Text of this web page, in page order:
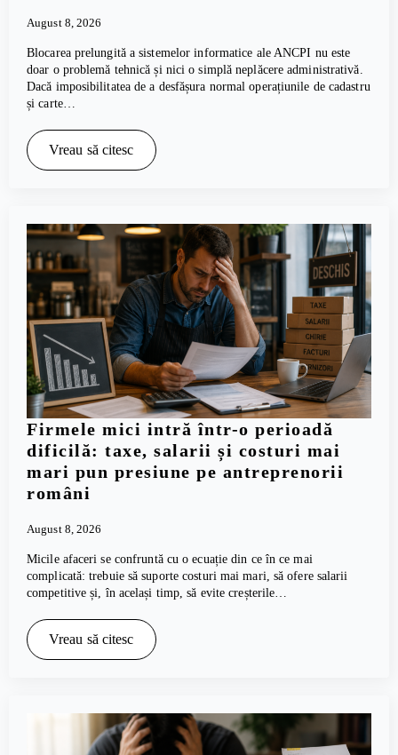
August 8, 2026
Blocarea prelungită a sistemelor informatice ale ANCPI nu este
doar o problemă tehnică și nici o simplă neplăcere administrativă.
Dacă imposibilitatea de a desfășura normal operațiunile de cadastru
și carte…
Vreau să citesc
Firmele mici intră într-o perioadă
dificilă: taxe, salarii și costuri mai
mari pun presiune pe antreprenorii
români
August 8, 2026
Micile afaceri se confruntă cu o ecuație din ce în ce mai
complicată: trebuie să suporte costuri mai mari, să ofere salarii
competitive și, în același timp, să evite creșterile…
Vreau să citesc